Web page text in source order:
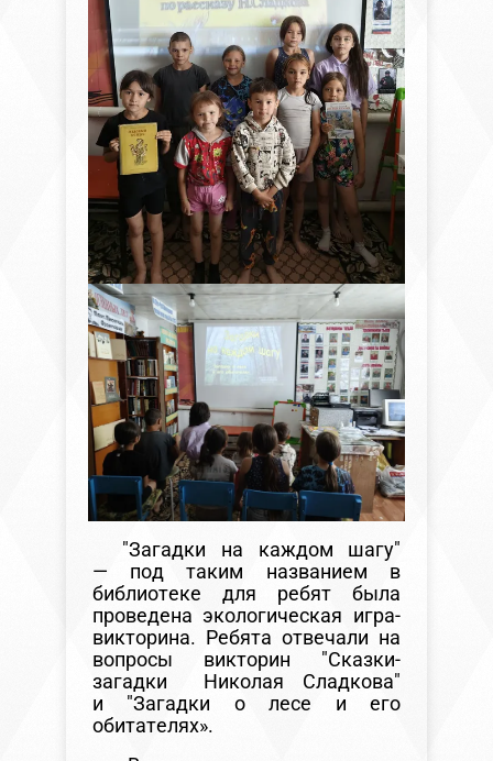
"Загадки на каждом шагу"
— под таким названием в
библиотеке для ребят была
проведена экологическая игра-
викторина. Ребята отвечали на
вопросы викторин "Сказки-
загадки Николая Сладкова"
и "Загадки о лесе и его
обитателях».